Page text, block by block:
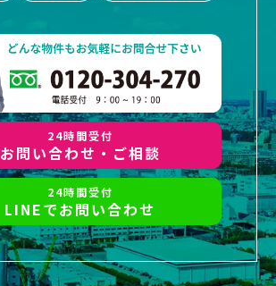
24時間受付
お問い合わせ・ご相談
24時間受付
LINEでお問い合わせ